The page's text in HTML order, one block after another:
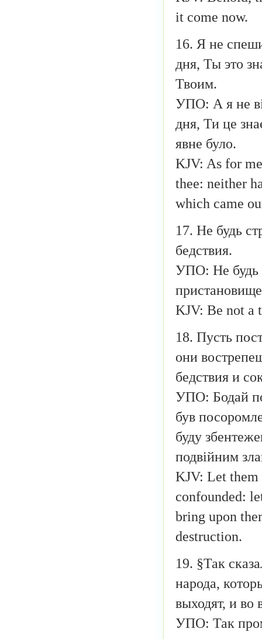
it come now.
16. Я не
дня, Ты это
Твоим.
УПО: А я не
дня, Ти це
явне було.
KJV: As for
thee: neither
which came
17. Не будь
бедствия.
УПО: Не будь
KJV: Be not a
18. Пусть
они
бедствия и
УПО: Бодай
був
буду
подвійним
KJV: Let them
confounded:
bring upon
destruction.
19. §Так
народа,
выходят, и во
УПО: Так